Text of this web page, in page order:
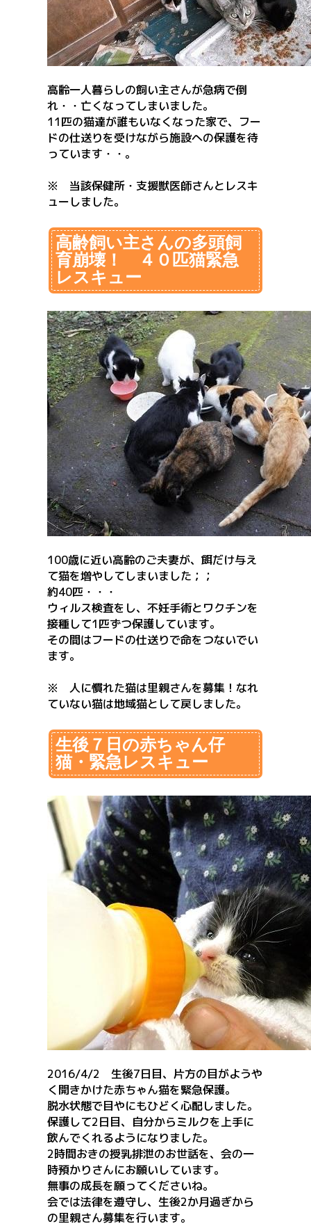
高齢一人暮らしの飼い主さんが急病で倒
れ・・亡くなってしまいました。
11匹の猫達が誰もいなくなった家で、フー
ドの仕送りを受けながら施設への保護を待
っています・・。
※ 当該保健所・支援獣医師さんとレスキ
ューしました。
高齢飼い主さんの多頭飼
育崩壊！ ４０匹猫緊急
レスキュー
100歳に近い高齢のご夫妻が、餌だけ与え
て猫を増やしてしまいました；；
約40匹・・・
ウィルス検査をし、不妊手術とワクチンを
接種して1匹ずつ保護しています。
その間はフードの仕送りで命をつないでい
ます。
※ 人に慣れた猫は里親さんを募集！なれ
ていない猫は地域猫として戻しました。
生後７日の赤ちゃん仔
猫・緊急レスキュー
2016/4/2 生後7日目、片方の目がようや
く開きかけた赤ちゃん猫を緊急保護。
脱水状態で目やにもひどく心配しました。
保護して2日目、自分からミルクを上手に
飲んでくれるようになりました。
2時間おきの授乳排泄のお世話を、会の一
時預かりさんにお願いしています。
無事の成長を願ってくださいね。
会では法律を遵守し、生後2か月過ぎから
の里親さん募集を行います。